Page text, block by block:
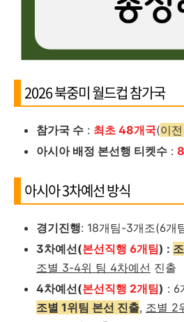
2026 북중미 월드컵 참가국
참가국 수 : 최초 48개국(이전
아시아 배정 본선행 티켓수 :
아시아 3차예선 방식
경기진행: 18개팀-3개조(6개
3차예선(본선직행 6개팀) :
조별 3-4위 팀 4차예선 진출
4차예선(본선직행 2개팀) : 6
조별 1위팀 본선 진출, 조별 2